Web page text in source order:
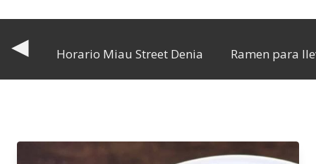
◀ Horario Miau Street Denia Ramen para